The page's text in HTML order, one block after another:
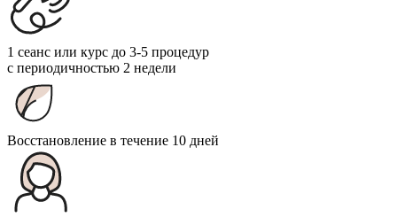
1 сеанс или курс до 3-5 процедур
с периодичностью 2 недели
Восстановление в течение 10 дней